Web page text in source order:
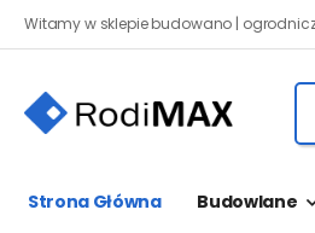
Witamy w sklepie budowano |
Strona Główna Budowlane